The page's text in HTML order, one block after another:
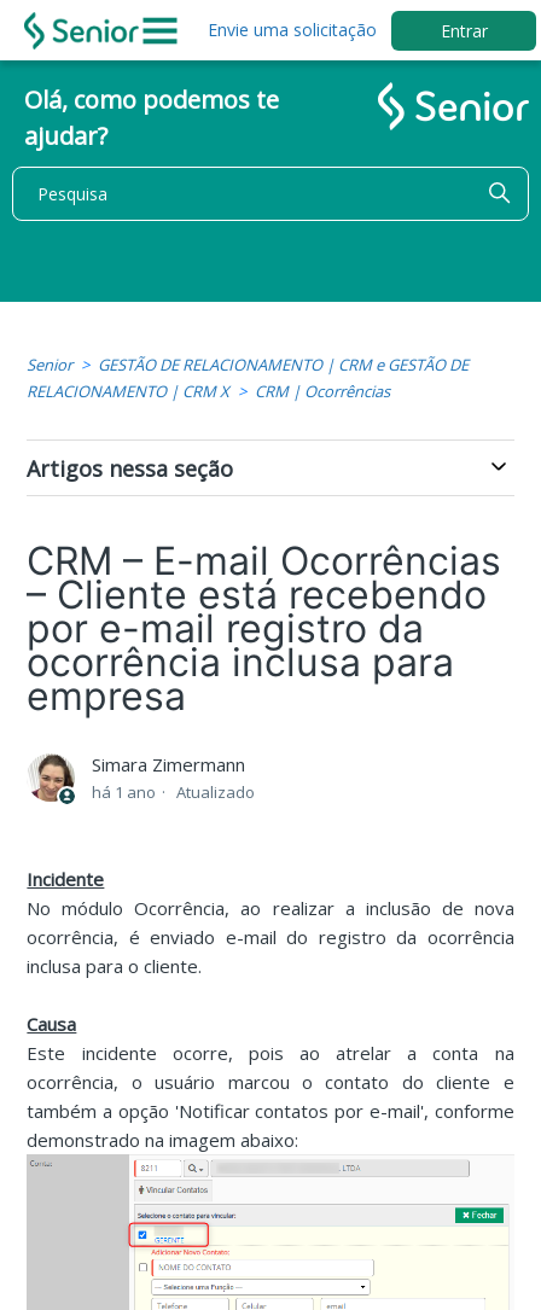
Envie uma solicitação Entrar
Olá, como podemos te
ajudar?
Senior
GESTÃO DE RELACIONAMENTO | CRM e GESTÃO DE
RELACIONAMENTO | CRM X
CRM | Ocorrências
Artigos nessa seção
CRM – E-mail Ocorrências
– Cliente está recebendo
por e-mail registro da
ocorrência inclusa para
empresa
Simara Zimermann
há 1 ano Atualizado
Incidente
No módulo Ocorrência, ao realizar a inclusão de nova
ocorrência, é enviado e-mail do registro da ocorrência
inclusa para o cliente.
Causa
Este incidente ocorre, pois ao atrelar a conta na
ocorrência, o usuário marcou o contato do cliente e
também a opção 'Notificar contatos por e-mail', conforme
demonstrado na imagem abaixo: